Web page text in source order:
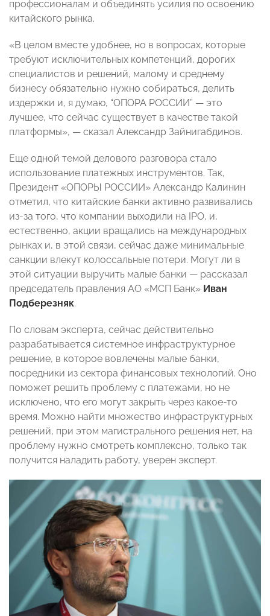
профессионалам и объединять усилия по освоению
китайского рынка.
«В целом вместе удобнее, но в вопросах, которые
требуют исключительных компетенций, дорогих
специалистов и решений, малому и среднему
бизнесу обязательно нужно собираться, делить
издержки и, я думаю, “ОПОРА РОССИИ” — это
лучшее, что сейчас существует в качестве такой
платформы», — сказал Александр Зайнигабдинов.
Еще одной темой делового разговора стало
использование платежных инструментов. Так,
Президент «ОПОРЫ РОССИИ» Александр Калинин
отметил, что китайские банки активно развивались
из-за того, что компании выходили на IPO, и,
естественно, акции вращались на международных
рынках и, в этой связи, сейчас даже минимальные
санкции влекут колоссальные потери. Могут ли в
этой ситуации выручить малые банки — рассказал
председатель правления АО «МСП Банк» Иван
Подберезняк.
По словам эксперта, сейчас действительно
разрабатывается системное инфраструктурное
решение, в которое вовлечены малые банки,
посредники из сектора финансовых технологий. Оно
поможет решить проблему с платежами, но не
исключено, что его могут закрыть через какое-то
время. Можно найти множество инфраструктурных
решений, при этом магистрального решения нет, на
проблему нужно смотреть комплексно, только так
получится наладить работу, уверен эксперт.